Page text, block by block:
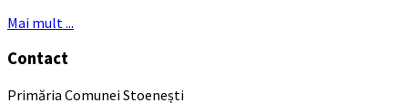
Mai mult ...
Contact
Primăria Comunei Stoenești